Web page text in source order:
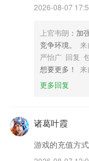
2026-08-07
上官韦朗 ：加
竞争环境。
来
严怡广 回复
想要更多！
来
更多回复
诸葛叶霞
游戏的充值方